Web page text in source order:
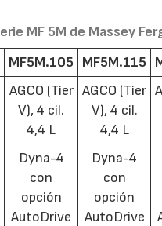
MF 5M de Massey
MF5M.105 MF5M.115
AGCO (Tier
V), 4 cil.
4,4 L
AGCO (Tier
V), 4 cil.
4,4 L
Dyna-4
con
opción
AutoDrive
Dyna-4
con
opción
AutoDrive